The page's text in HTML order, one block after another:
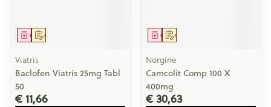
Op voorschrift
Geneesmiddel
Viatris
Baclofen Viatris 25mg Tabl
50
€ 11,66
Op voorschrift
Geneesmiddel
Norgine
Camcolit Comp 100 X
400mg
€ 30,63